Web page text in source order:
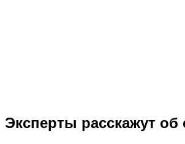
Эксперты расскажут